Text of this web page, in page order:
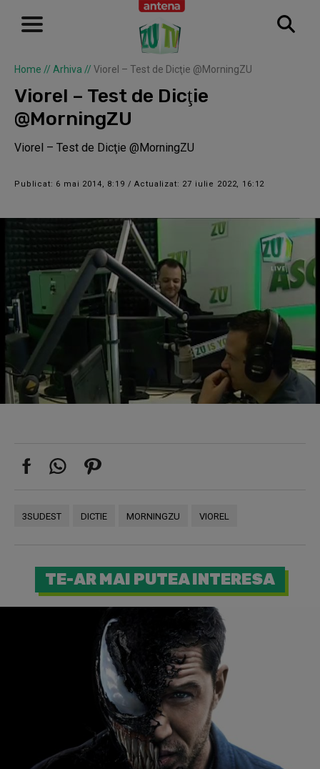
Home // Arhiva // Viorel – Test de Dicţie @MorningZU
Viorel – Test de Dicţie
@MorningZU
Viorel – Test de Dicţie @MorningZU
Publicat: 6 mai 2014, 8:19 / Actualizat: 27 iulie 2022, 16:12
3SUDEST DICTIE MORNINGZU VIOREL
TE-AR MAI PUTEA INTERESA